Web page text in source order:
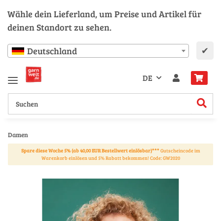
Wähle dein Lieferland, um Preise und Artikel für
deinen Standort zu sehen.
Deutschland ✔
DE
Damen
Spare diese Woche 5% (ab 40,00 EUR Bestellwert einlösbar)***Gutscheincode im
Warenkorb einlösen und 5% Rabatt bekommen! Code: GW2020